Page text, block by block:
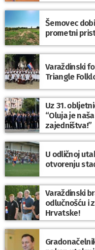
Šemovec
prometni
Varaždinski
Triangle
Uz 31.
“Oluja je
zajedništva!”
U odličnoj
otvorenju
Varaždinski
odlučnošću i
Hrvatske!